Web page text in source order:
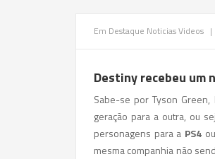
Em Destaque NoticiasVideos |
Destiny recebeu um
Sabe-se por Tyson
geração para a outra, ou
personagens para a PS4 ou
mesma companhia não